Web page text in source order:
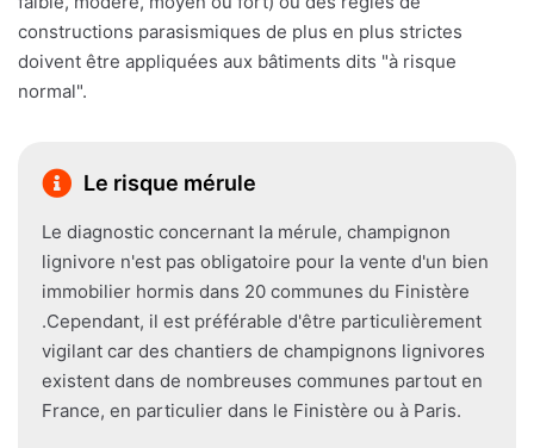
constructions parasismiques de plus en plus strictes
doivent être appliquées aux bâtiments dits "à risque
normal".
Le risque mérule
Le diagnostic concernant la mérule, champignon
lignivore n'est pas obligatoire pour la vente d'un bien
immobilier hormis dans 20 communes du Finistère
.Cependant, il est préférable d'être particulièrement
vigilant car des chantiers de champignons lignivores
existent dans de nombreuses communes partout en
France, en particulier dans le Finistère ou à Paris.